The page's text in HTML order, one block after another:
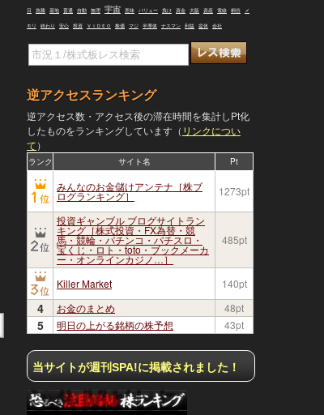
日 急騰 基地 普通 自動 無理 宇宙 意味 バリュー 負け 資金 大阪 資産 電線 桐谷 メ
モリ 終わり 安心 投資 ＶＩＤＥＯ 株価 マジ 半導体 ナスマン 利益 盆休 会社
逆アクセスランキング
逆アクセス数・アクセス後の滞在時間を集計しPt化
したものをランキングしています（ リンクについ
て）
ランク サイト名 Pt
みんなのお金儲けアンテナ［株ブ
ログランキング］ 1273pt
投資ギャンブル ブログサイトラン
キング［株式投資・FX為替・競
馬・競輪・パチンコ・パチスロ・
宝くじ・ロト・toto・ブックメーカ
ー・オンラインカジノ…］
485pt
Killer Market 140pt
4 お金のまとめ 48pt
5 明日の上がる銘柄の株予想 43pt
当サイトが週刊SPA!に掲載されました！